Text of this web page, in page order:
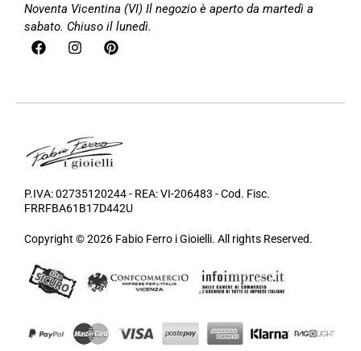
Noventa Vicentina (VI) Il negozio è aperto da martedì a
sabato. Chiuso il lunedì.
P.IVA: 02735120244 - REA: VI-206483 - Cod. Fisc.
FRRFBA61B17D442U
Copyright © 2026 Fabio Ferro i Gioielli. All rights Reserved.